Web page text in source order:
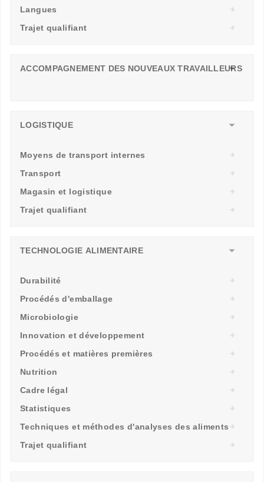
Langues
Trajet qualifiant
ACCOMPAGNEMENT DES NOUVEAUX TRAVAILLEURS
LOGISTIQUE
Moyens de transport internes
Transport
Magasin et logistique
Trajet qualifiant
TECHNOLOGIE ALIMENTAIRE
Durabilité
Procédés d'emballage
Microbiologie
Innovation et développement
Procédés et matières premières
Nutrition
Cadre légal
Statistiques
Techniques et méthodes d'analyses des aliments
Trajet qualifiant